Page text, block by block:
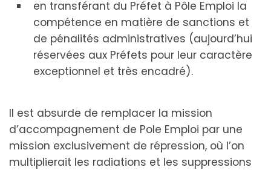
en transférant du Préfet à Pôle Emploi la
compétence en matière de sanctions et
de pénalités administratives (aujourd’hui
réservées aux Préfets pour leur caractère
exceptionnel et très encadré).
Il est absurde de remplacer la mission
d’accompagnement de Pole Emploi par une
mission exclusivement de répression, où l’on
multiplierait les radiations et les suppressions